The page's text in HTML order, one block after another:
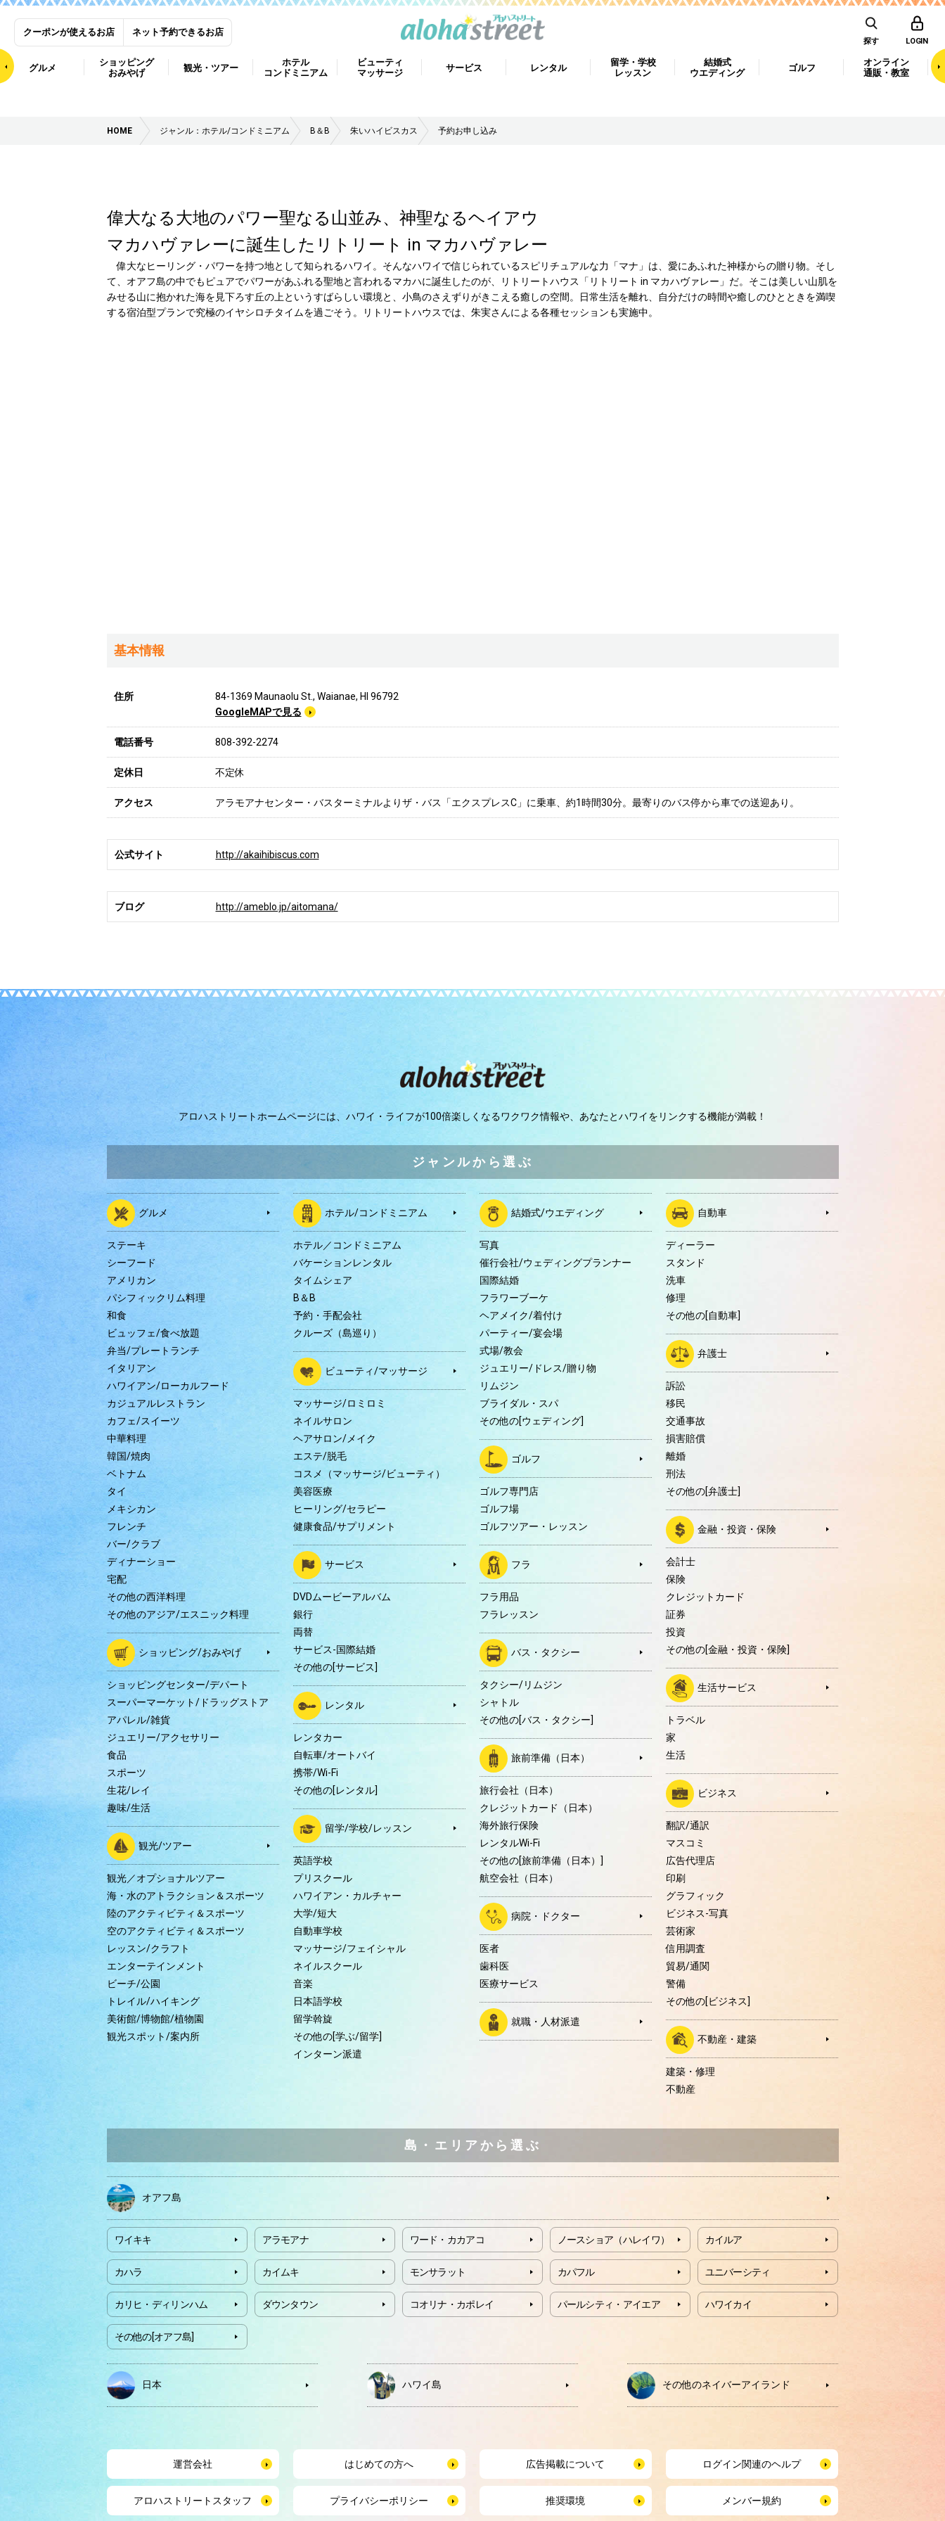
クーポンが使えるお店 ネット予約できるお店
探す LOGIN
グルメ
ショッピング
おみやげ
観光・ツアー
ホテル
コンドミニアム
ビューティ
マッサージ
サービス レンタル
留学・学校
レッスン
結婚式
ウエディング
ゴルフ
オンライン
通販・教室
HOME ジャンル：ホテル/コンドミニアム B＆B 朱いハイビスカス 予約お申し込み
偉大なる大地のパワー聖なる山並み、神聖なるヘイアウ
マカハヴァレーに誕生したリトリート in マカハヴァレー
偉大なヒーリング・パワーを持つ地として知られるハワイ。そんなハワイで信じられているスピリチュアルな力「マナ」は、愛にあふれた神様からの贈り物。そし
て、オアフ島の中でもピュアでパワーがあふれる聖地と言われるマカハに誕生したのが、リトリートハウス「リトリート in マカハヴァレー」だ。そこは美しい山肌を
みせる山に抱かれた海を見下ろす丘の上というすばらしい環境と、小鳥のさえずりがきこえる癒しの空間。日常生活を離れ、自分だけの時間や癒しのひとときを満喫
する宿泊型プランで究極のイヤシロチタイムを過ごそう。リトリートハウスでは、朱実さんによる各種セッションも実施中。
基本情報
住所
84-1369 Maunaolu St., Waianae, HI 96792
GoogleMAPで見る
電話番号 808-392-2274
定休日 不定休
アクセス アラモアナセンター・バスターミナルよりザ・バス「エクスプレスC」に乗車、約1時間30分。最寄りのバス停から車での送迎あり。
公式サイト http://akaihibiscus.com
ブログ http://ameblo.jp/aitomana/
アロハストリートホームページには、 ハワイ・ライフが100倍楽しくなるワクワク情報や、 あなたとハワイをリンクする機能が満載！
ジャンルから選ぶ
グルメ
ステーキ
シーフード
アメリカン
パシフィックリム料理
和食
ビュッフェ/食べ放題
弁当/プレートランチ
イタリアン
ハワイアン/ローカルフード
カジュアルレストラン
カフェ/スイーツ
中華料理
韓国/焼肉
ベトナム
タイ
メキシカン
フレンチ
バー/クラブ
ディナーショー
宅配
その他の西洋料理
その他のアジア/エスニック料理
ショッピング/おみやげ
ショッピングセンター/デパート
スーパーマーケット/ドラッグストア
アパレル/雑貨
ジュエリー/アクセサリー
食品
スポーツ
生花/レイ
趣味/生活
観光/ツアー
観光／オプショナルツアー
海・水のアトラクション＆スポーツ
陸のアクティビティ＆スポーツ
空のアクティビティ＆スポーツ
レッスン/クラフト
エンターテインメント
ビーチ/公園
トレイル/ハイキング
美術館/博物館/植物園
観光スポット/案内所
ホテル/コンドミニアム
ホテル／コンドミニアム
バケーションレンタル
タイムシェア
B＆B
予約・手配会社
クルーズ（島巡り）
ビューティ/マッサージ
マッサージ/ロミロミ
ネイルサロン
ヘアサロン/メイク
エステ/脱毛
コスメ（マッサージ/ビューティ）
美容医療
ヒーリング/セラピー
健康食品/サプリメント
サービス
DVDムービーアルバム
銀行
両替
サービス-国際結婚
その他の[サービス]
レンタル
レンタカー
自転車/オートバイ
携帯/Wi-Fi
その他の[レンタル]
留学/学校/レッスン
英語学校
プリスクール
ハワイアン・カルチャー
大学/短大
自動車学校
マッサージ/フェイシャル
ネイルスクール
音楽
日本語学校
留学斡旋
その他の[学ぶ/留学]
インターン派遣
結婚式/ウエディング
写真
催行会社/ウェディングプランナー
国際結婚
フラワーブーケ
ヘアメイク/着付け
パーティー/宴会場
式場/教会
ジュエリー/ドレス/贈り物
リムジン
ブライダル・スパ
その他の[ウェディング]
ゴルフ
ゴルフ専門店
ゴルフ場
ゴルフツアー・レッスン
フラ
フラ用品
フラレッスン
バス・タクシー
タクシー/リムジン
シャトル
その他の[バス・タクシー]
旅前準備（日本）
旅行会社（日本）
クレジットカード（日本）
海外旅行保険
レンタルWi-Fi
その他の[旅前準備（日本）]
航空会社（日本）
病院・ドクター
医者
歯科医
医療サービス
就職・人材派遣
自動車
ディーラー
スタンド
洗車
修理
その他の[自動車]
弁護士
訴訟
移民
交通事故
損害賠償
離婚
刑法
その他の[弁護士]
金融・投資・保険
会計士
保険
クレジットカード
証券
投資
その他の[金融・投資・保険]
生活サービス
トラベル
家
生活
ビジネス
翻訳/通訳
マスコミ
広告代理店
印刷
グラフィック
ビジネス-写真
芸術家
信用調査
貿易/通関
警備
その他の[ビジネス]
不動産・建築
建築・修理
不動産
島・エリアから選ぶ
オアフ島
ワイキキ アラモアナ ワード・カカアコ ノースショア（ハレイワ） カイルア
カハラ カイムキ モンサラット カパフル ユニバーシティ
カリヒ・ディリンハム ダウンタウン コオリナ・カポレイ パールシティ・アイエア ハワイカイ
その他の[オアフ島]
日本 ハワイ島 その他のネイバーアイランド
運営会社 はじめての方へ 広告掲載について ログイン関連のヘルプ
アロハストリートスタッフ プライバシーポリシー 推奨環境 メンバー規約